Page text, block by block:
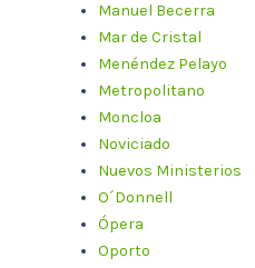
Manuel Becerra
Mar de Cristal
Menéndez Pelayo
Metropolitano
Moncloa
Noviciado
Nuevos Ministerios
O´Donnell
Ópera
Oporto